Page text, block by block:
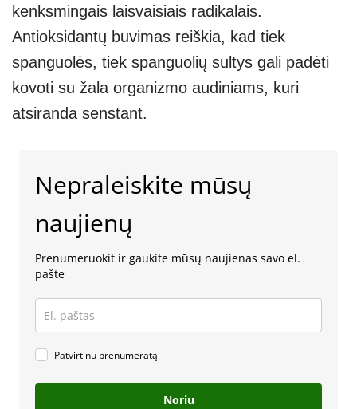
kenksmingais laisvaisiais radikalais.
Antioksidantų buvimas reiškia, kad tiek
spanguolės, tiek spanguolių sultys gali padėti
kovoti su žala organizmo audiniams, kuri
atsiranda senstant.
Nepraleiskite mūsų
naujienų
Prenumeruokit ir gaukite mūsų naujienas savo el.
pašte
Patvirtinu prenumeratą
Noriu